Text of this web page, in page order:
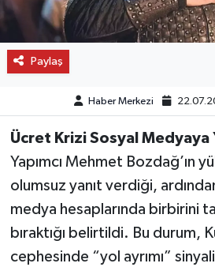
Paylaş
Haber Merkezi
Ücret Krizi Sosyal Medyaya
Yapımcı Mehmet Bozdağ’ın
olumsuz yanıt verdiği,
medya hesaplarında birbirini
bıraktığı belirtildi. Bu durum,
cephesinde “yol ayrımı”